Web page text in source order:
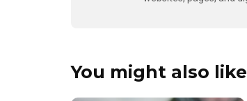
You might also like